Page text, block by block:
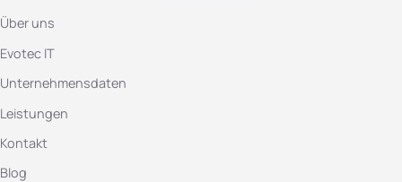
Über uns
Evotec IT
Unternehmensdaten
Leistungen
Kontakt
Blog